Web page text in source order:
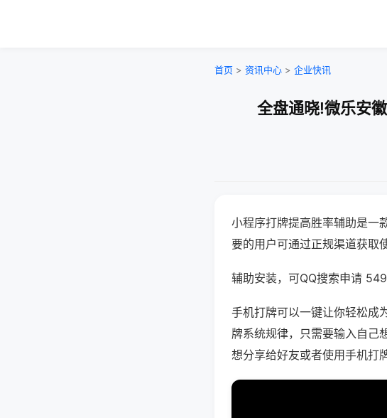
首页 > 资讯中心 > 企业快讯
全盘通晓!微乐安
小程序打牌提高胜率辅助是一
要的用户可通过正规渠道获取
辅助安装，可QQ搜索申请
手机打牌可以一键让你轻松成
牌系统规律，只需要输入自己
想分享给好友或者使用手机打